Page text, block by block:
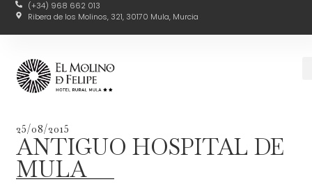
(+34) 968 662 013
Ribera de los Molinos, 321, 30170 Mula, Murcia
25/08/2015
ANTIGUO HOSPITAL DE
MULA